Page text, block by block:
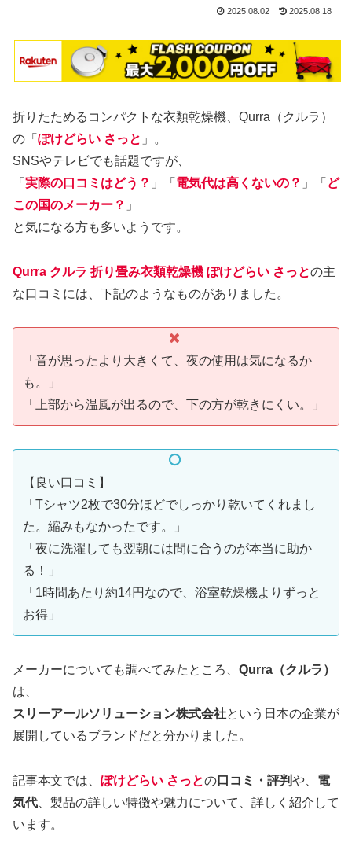
2025.08.02 2025.08.18
折りたためるコンパクトな衣類乾燥機、Qurra（クルラ）
の「 ぽけどらい さっと 」。
SNSやテレビでも話題ですが、
「 実際の口コミはどう？ 」「 電気代は高くないの？ 」「 ど
この国のメーカー？ 」
と気になる方も多いようです。
Qurra クルラ 折り畳み衣類乾燥機 ぽけどらい さっとの主
な口コミには、下記のようなものがありました。
「音が思ったより大きくて、夜の使用は気になるか
も。」
「上部から温風が出るので、下の方が乾きにくい。」
【良い口コミ】
「Tシャツ2枚で30分ほどでしっかり乾いてくれまし
た。縮みもなかったです。」
「夜に洗濯しても翌朝には間に合うのが本当に助か
る！」
「1時間あたり約14円なので、浴室乾燥機よりずっと
お得」
メーカーについても調べてみたところ、 Qurra（クルラ）
は、
スリーアールソリューション株式会社という日本の企業が
展開しているブランドだと分かりました。
記事本文では、 ぽけどらい さっとの口コミ・評判や、 電
気代 、製品の詳しい特徴や魅力について、詳しく紹介して
います。